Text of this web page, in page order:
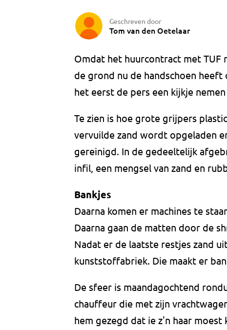
Geschreven door
Tom van den Oetelaar
Omdat het huurcontract met TUF
de grond nu de handschoen
het eerst de pers een kijkje
Te zien is hoe grote grijpers
vervuilde zand wordt opgeladen
gereinigd. In de gedeeltelijk
infil, een mengsel van zand en
Bankjes
Daarna komen er machines te
Daarna gaan de matten door de
Nadat er de laatste restjes zand
kunststoffabriek. Die maakt er
De sfeer is maandagochtend
chauffeur die met zijn
hem gezegd dat ie z'n haar